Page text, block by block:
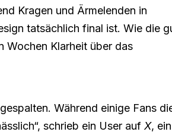
Kragen und Ärmelenden in
tatsächlich final ist. Wie die
Wochen Klarheit über das
Während einige Fans
schrieb ein User auf X, ein